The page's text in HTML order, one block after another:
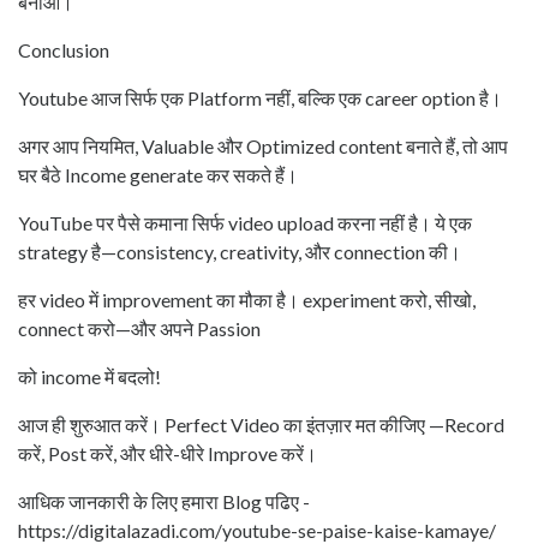
Conclusion
Youtube आज सिर्फ एक Platform नहीं, बल्कि एक career option है।
अगर आप नियमित, Valuable और Optimized content बनाते हैं, तो आप
घर बैठे Income generate कर सकते हैं।
YouTube पर पैसे कमाना सिर्फ video upload करना नहीं है। ये एक
strategy है—consistency, creativity, और connection की।
हर video में improvement का मौका है। experiment करो, सीखो,
connect करो—और अपने Passion
को income में बदलो!
आज ही शुरुआत करें। Perfect Video का इंतज़ार मत कीजिए —Record
करें, Post करें, और धीरे-धीरे Improve करें।
आधिक जानकारी के लिए हमारा Blog पढिए -
https://digitalazadi.com/youtube-se-paise-kaise-kamaye/